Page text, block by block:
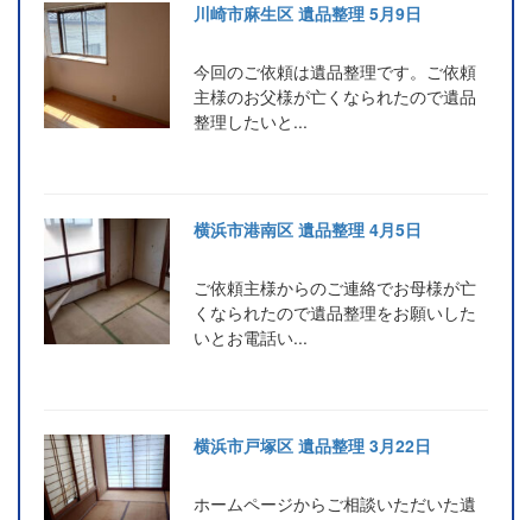
川崎市麻生区 遺品整理 5月9日
今回のご依頼は遺品整理です。ご依頼
主様のお父様が亡くなられたので遺品
整理したいと...
横浜市港南区 遺品整理 4月5日
ご依頼主様からのご連絡でお母様が亡
くなられたので遺品整理をお願いした
いとお電話い...
横浜市戸塚区 遺品整理 3月22日
ホームページからご相談いただいた遺